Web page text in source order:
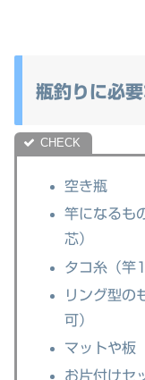
瓶釣りに必
空き瓶
竿になるも
芯）
タコ糸（竿
リング型の
可）
マットや板
お片付けセ